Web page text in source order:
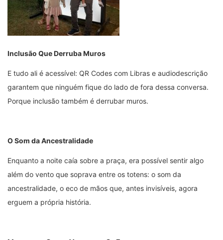
Inclusão Que Derruba Muros
E tudo ali é acessível: QR Codes com Libras e audiodescrição
garantem que ninguém fique do lado de fora dessa conversa.
Porque inclusão também é derrubar muros.
O Som da Ancestralidade
Enquanto a noite caía sobre a praça, era possível sentir algo
além do vento que soprava entre os totens: o som da
ancestralidade, o eco de mãos que, antes invisíveis, agora
erguem a própria história.